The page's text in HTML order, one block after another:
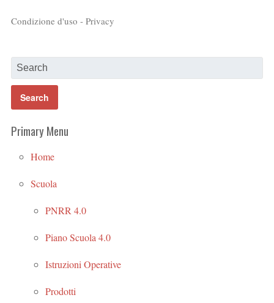
Condizione d'uso - Privacy
Primary Menu
Home
Scuola
PNRR 4.0
Piano Scuola 4.0
Istruzioni Operative
Prodotti